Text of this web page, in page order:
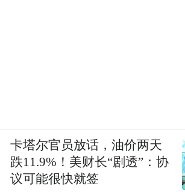
卡塔尔官员放话，油价两天
跌11.9%！美财长“剧透”：协
议可能很快就签